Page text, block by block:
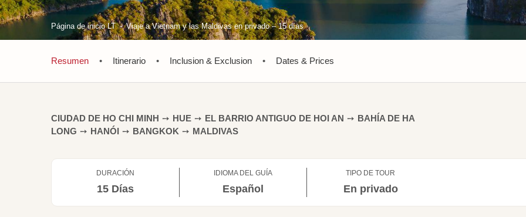
Página de inicio LT Viaje a Vietnam y las Maldivas en privado – 15 días
Resumen • Itinerario • Inclusion & Exclusion • Dates & Prices
CIUDAD DE HO CHI MINH ➙ HUE ➙ EL BARRIO ANTIGUO DE HOI AN ➙ BAHÍA DE HA
LONG ➙ HANÓI ➙ BANGKOK ➙ MALDIVAS
DURACIÓN
15 Días
IDIOMA DEL GUÍA
Español
TIPO DE TOUR
En privado